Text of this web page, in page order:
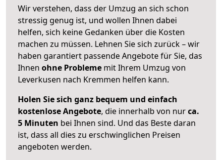
Wir verstehen, dass der Umzug an sich schon
stressig genug ist, und wollen Ihnen dabei
helfen, sich keine Gedanken über die Kosten
machen zu müssen. Lehnen Sie sich zurück – wir
haben garantiert passende Angebote für Sie, das
Ihnen ohne Probleme mit Ihrem Umzug von
Leverkusen nach Kremmen helfen kann.
Holen Sie sich ganz bequem und einfach
kostenlose Angebote, die innerhalb von nurca.
5 Minuten bei Ihnen sind. Und das Beste daran
ist, dass all dies zu erschwinglichen Preisen
angeboten werden.